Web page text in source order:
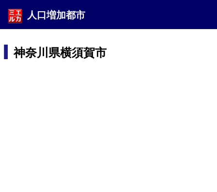
人口増加都市
神奈川県横須賀市